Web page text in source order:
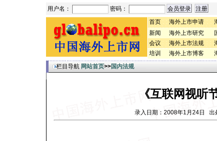
用户名：
密码：
首页
海外上市申请
新闻
海外上市研究
会议
海外上市法规
培训
海外上市博客
栏目导航 网站首页>>国内法规
《互联网视听
录入日期：2008年1月24日